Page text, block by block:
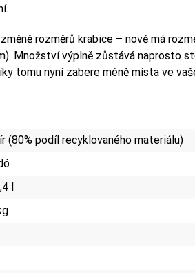
rozměrů krabice – nově má
Množství výplně zůstává naprosto
tomu nyní zabere méně místa ve
(80% podíl recyklovaného materiálu)
l